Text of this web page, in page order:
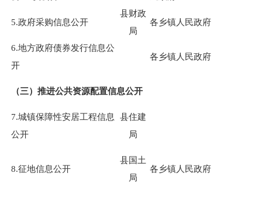
县财政
局
5.政府采购信息公开 各乡镇人民政府
6.地方政府债券发行信息公
开
各乡镇人民政府
（三）推进公共资源配置信息公开
7.城镇保障性安居工程信息
公开
县住建
局
各乡镇人民政府
8.征地信息公开
县国土
局